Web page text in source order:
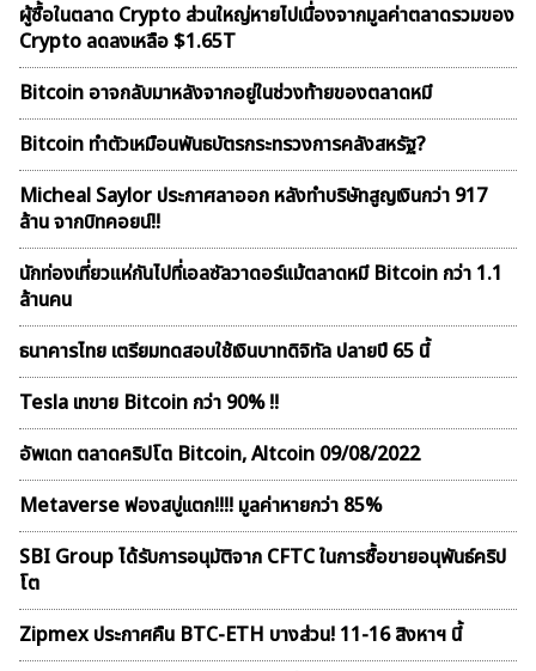
ผู้ซื้อในตลาด Crypto ส่วนใหญ่หายไปเนื่องจากมูลค่าตลาดรวมของ
Crypto ลดลงเหลือ $1.65T
Bitcoin อาจกลับมาหลังจากอยู่ในช่วงท้ายของตลาดหมี
Bitcoin ทำตัวเหมือนพันธบัตรกระทรวงการคลังสหรัฐ?
Micheal Saylor ประกาศลาออก หลังทำบริษัทสูญเงินกว่า 917
ล้าน จากบิทคอยน์!!
นักท่องเที่ยวแห่กันไปที่เอลซัลวาดอร์แม้ตลาดหมี Bitcoin กว่า 1.1
ล้านคน
ธนาคารไทย เตรียมทดสอบใช้เงินบาทดิจิทัล ปลายปี 65 นี้
Tesla เทขาย Bitcoin กว่า 90% !!
อัพเดท ตลาดคริปโต Bitcoin, Altcoin 09/08/2022
Metaverse ฟองสบู่เเตก!!!! มูลค่าหายกว่า 85%
SBI Group ได้รับการอนุมัติจาก CFTC ในการซื้อขายอนุพันธ์คริป
โต
Zipmex ประกาศคืน BTC-ETH บางส่วน! 11-16 สิงหาฯ นี้